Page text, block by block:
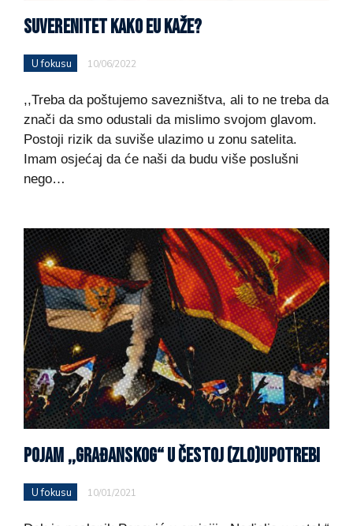
SUVERENITET KAKO EU KAŽE?
U fokusu 10/06/2022
,,Treba da poštujemo savezništva, ali to ne treba da
znači da smo odustali da mislimo svojom glavom.
Postoji rizik da suviše ulazimo u zonu satelita.
Imam osjećaj da će naši da budu više poslušni
nego…
POJAM ,,GRAĐANSKOG“ U ČESTOJ (ZLO)UPOTREBI
U fokusu 10/01/2021